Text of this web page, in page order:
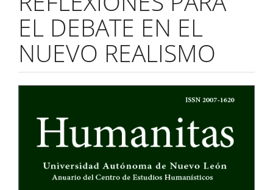
EL DEBATE EN EL
NUEVO REALISMO
Barra
lateral
del
artículo